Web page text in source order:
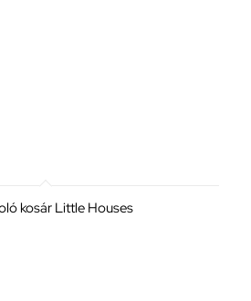
kosár Little Houses